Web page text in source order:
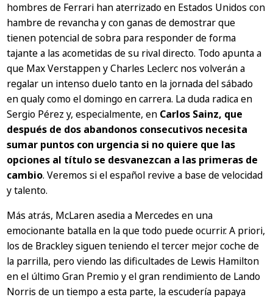
hombres de Ferrari han aterrizado en Estados Unidos con
hambre de revancha y con ganas de demostrar que
tienen potencial de sobra para responder de forma
tajante a las acometidas de su rival directo. Todo apunta a
que Max Verstappen y Charles Leclerc nos volverán a
regalar un intenso duelo tanto en la jornada del sábado
en qualy como el domingo en carrera. La duda radica en
Sergio Pérez y, especialmente, en Carlos Sainz, que
después de dos abandonos consecutivos necesita
sumar puntos con urgencia si no quiere que las
opciones al título se desvanezcan a las primeras de
cambio. Veremos si el español revive a base de velocidad
y talento.
Más atrás, McLaren asedia a Mercedes en una
emocionante batalla en la que todo puede ocurrir. A priori,
los de Brackley siguen teniendo el tercer mejor coche de
la parrilla, pero viendo las dificultades de Lewis Hamilton
en el último Gran Premio y el gran rendimiento de Lando
Norris de un tiempo a esta parte, la escudería papaya